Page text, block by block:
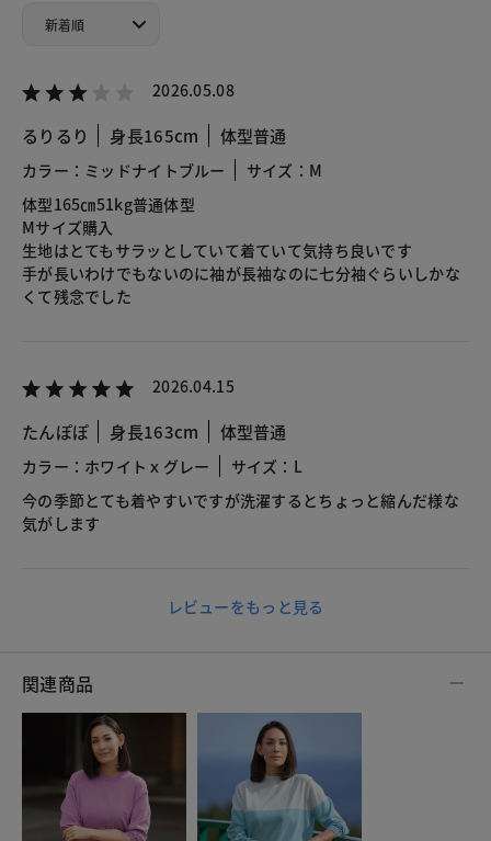
2026.05.08
るりるり 身長165cm 体型普通
カラー：ミッドナイトブルー
サイズ：M
体型165㎝51kg普通体型
Mサイズ購入
生地はとてもサラッとしていて着ていて気持ち良いです
手が長いわけでもないのに袖が長袖なのに七分袖ぐらいしかな
くて残念でした
2026.04.15
たんぽぽ 身長163cm 体型普通
カラー：ホワイトｘグレー
サイズ：L
今の季節とても着やすいですが洗濯するとちょっと縮んだ様な
気がします
レビューをもっと見る
関連商品